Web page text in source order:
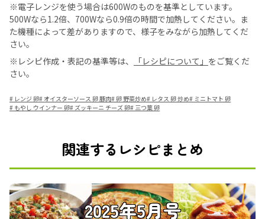
※電子レンジを使う場合は600Wのものを基準としています。
500Wなら1.2倍、700Wなら0.9倍の時間で加熱してください。ま
た機種によって差がありますので、様子をみながら加熱してくだ
さい。
※レシピ作成・表記の基準等は、
「レシピについて」 をご覧くだ
さい。
# レンジ 卵#オイスターソース 卵 豚肉#卵 野菜炒め# レタス 卵 炒め# ミニトマト 卵
# もやし ウインナー 卵# ズッキーニ チーズ 卵# 三つ葉 卵
関連するレシピまとめ
2025年5月号